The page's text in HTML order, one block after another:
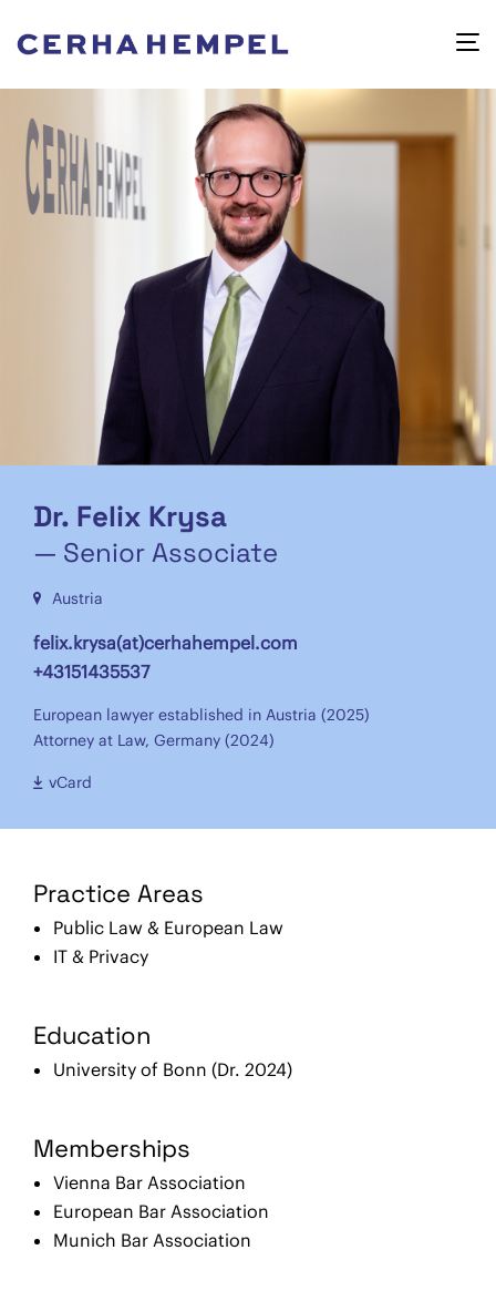
Dr. Felix Krysa
— Senior Associate
Austria
felix.krysa(at)cerhahempel.com
+43151435537
European lawyer established in Austria (2025)
Attorney at Law, Germany (2024)
vCard
Practice Areas
Public Law & European Law
IT & Privacy
Education
University of Bonn (Dr. 2024)
Memberships
Vienna Bar Association
European Bar Association
Munich Bar Association